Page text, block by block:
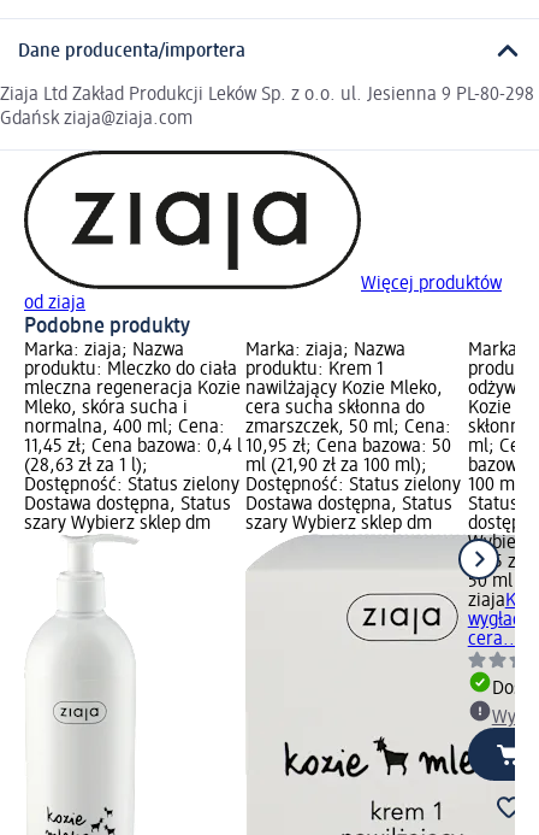
Dane producenta/importera
Ziaja Ltd Zakład Produkcji Leków Sp. z o.o. ul. Jesienna 9 PL-80-298
Gdańsk ziaja@ziaja.com
Więcej produktów
od ziaja
Podobne produkty
Marka: ziaja; Nazwa
produktu: Mleczko do ciała
mleczna regeneracja Kozie
Mleko, skóra sucha i
normalna, 400 ml; Cena:
11,45 zł; Cena bazowa: 0,4 l
(28,63 zł za 1 l);
Dostępność: Status zielony
Dostawa dostępna, Status
szary Wybierz sklep dm
Marka: ziaja; Nazwa
produktu: Krem 1
nawilżający Kozie Mleko,
cera sucha skłonna do
zmarszczek, 50 ml; Cena:
10,95 zł; Cena bazowa: 50
ml (21,90 zł za 100 ml);
Dostępność: Status zielony
Dostawa dostępna, Status
szary Wybierz sklep dm
Marka:
Kozie
skłonna
ml;
bazowa:
100 ml);
Status
Wybierz
9,45 zł
50 ml
ziaja
cera...,